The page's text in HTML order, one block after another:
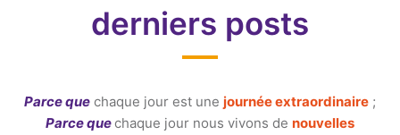
derniers posts
Parce que chaque jour est une journée extraordinaire ;
Parce quechaque jour nous vivons de nouvelles